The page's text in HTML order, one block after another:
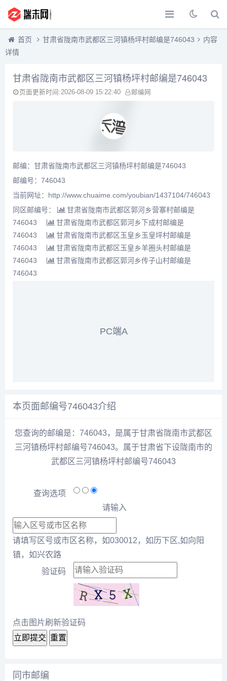
首页 甘肃省陇南市武都区三河镇杨坪村邮编是746043
内容
详情
甘肃省陇南市武都区三河镇杨坪村邮编是746043
页面更新时间:2026-08-09 15:22:40 邮编网
邮编：甘肃省陇南市武都区三河镇杨坪村邮编是746043
邮编号：746043
当前网址：http://www.chuaime.com/youbian/1437104/746043
同区邮编号：
甘肃省陇南市武都区郭河乡营寨村邮编是
746043
甘肃省陇南市武都区郭河乡下成村邮编是
746043
甘肃省陇南市武都区玉皇乡玉皇坪村邮编是
746043
甘肃省陇南市武都区玉皇乡羊圈头村邮编是
746043
甘肃省陇南市武都区郭河乡传子山村邮编是
746043
PC端A
本页面邮编号746043介绍
您查询的邮编是：746043，是属于甘肃省陇南市武都区
三河镇杨坪村邮编号746043。属于甘肃省下设陇南市的
武都区三河镇杨坪村邮编号746043
查询选项
请输入
请填写区号或市区名称，如030012，如历下区,如向阳
镇，如兴农路
验证码
点击图片刷新验证码
立即提交 重置
同市邮编